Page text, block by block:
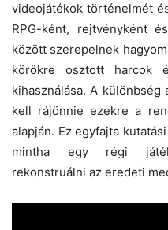
videojátékok történelmét
RPG-ként, rejtvényként
között szerepelnek
körökre osztott harcok
kihasználása. A különbség
kell rájönnie ezekre a
alapján. Ez egyfajta
mintha egy régi
rekonstruálni az eredeti